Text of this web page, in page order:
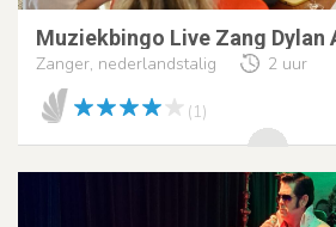
Muziekbingo Live Zang Dylan
Zanger, nederlandstalig 2 uur
(1)